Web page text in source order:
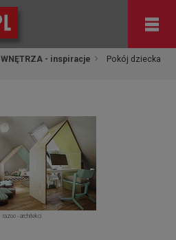
WNĘTRZA - inspiracje Pokój dziecka
razoo - architekci